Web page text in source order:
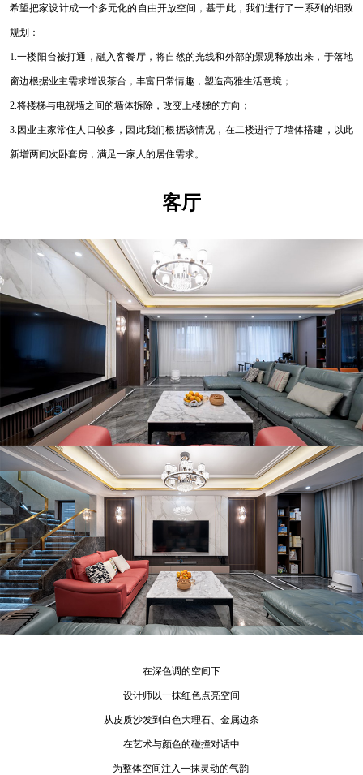
希望把家设计成一个多元化的自由开放空间，基于此，我们进行了一系列的细致
规划：
1.一楼阳台被打通，融入客餐厅，将自然的光线和外部的景观释放出来，于落地
窗边根据业主需求增设茶台，丰富日常情趣，塑造高雅生活意境；
2.将楼梯与电视墙之间的墙体拆除，改变上楼梯的方向；
3.因业主家常住人口较多，因此我们根据该情况，在二楼进行了墙体搭建，以此
新增两间次卧套房，满足一家人的居住需求。
客厅
在深色调的空间下
设计师以一抹红色点亮空间
从皮质沙发到白色大理石、金属边条
在艺术与颜色的碰撞对话中
为整体空间注入一抹灵动的气韵